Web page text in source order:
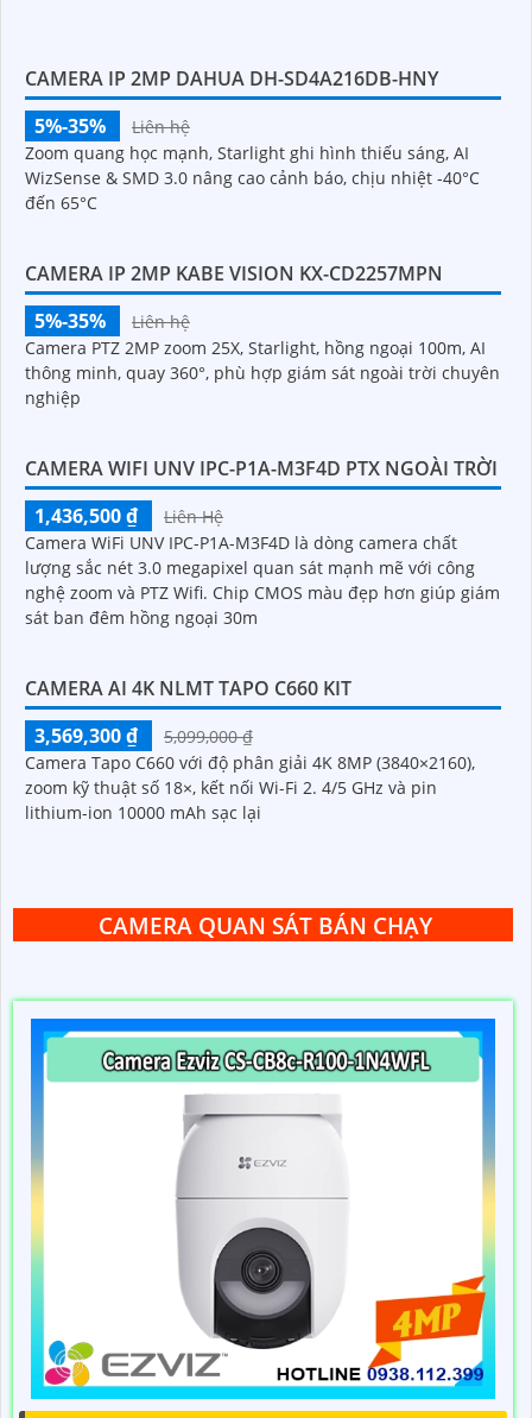
CAMERA IP 2MP DAHUA DH-SD4A216DB-HNY
5%-35%
Liên hệ
Zoom quang học mạnh, Starlight ghi hình thiếu sáng, AI
WizSense & SMD 3.0 nâng cao cảnh báo, chịu nhiệt -40°C
đến 65°C
CAMERA IP 2MP KABE VISION KX-CD2257MPN
5%-35%
Liên hệ
Camera PTZ 2MP zoom 25X, Starlight, hồng ngoại 100m, AI
thông minh, quay 360°, phù hợp giám sát ngoài trời chuyên
nghiệp
CAMERA WIFI UNV IPC-P1A-M3F4D PTX NGOÀI TRỜI
1,436,500 ₫
Liên Hệ
Camera WiFi UNV IPC-P1A-M3F4D là dòng camera chất
lượng sắc nét 3.0 megapixel quan sát mạnh mẽ với công
nghệ zoom và PTZ Wifi. Chip CMOS màu đẹp hơn giúp giám
sát ban đêm hồng ngoại 30m
CAMERA AI 4K NLMT TAPO C660 KIT
3,569,300 ₫
5,099,000 ₫
Camera Tapo C660 với độ phân giải 4K 8MP (3840×2160),
zoom kỹ thuật số 18×, kết nối Wi-Fi 2. 4/5 GHz và pin
lithium-ion 10000 mAh sạc lại
CAMERA QUAN SÁT BÁN CHẠY